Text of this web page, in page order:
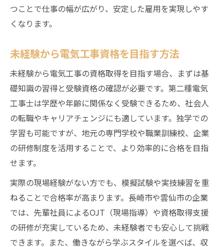
つことで仕事の幅が広がり、安定した雇用を実現しやす
くなります。
未経験から電気工事資格を目指す方法
未経験から電気工事の資格取得を目指す場合、まずは基
礎知識の習得と受験資格の確認が必要です。第二種電気
工事士は学歴や年齢に関係なく受験できるため、社会人
の転職やキャリアチェンジにも適しています。独学での
学習も可能ですが、地元の専門学校や職業訓練校、企業
の研修制度を活用することで、より効率的に合格を目指
せます。
実際の現場経験がない方でも、模擬試験や実技練習を重
ねることで合格率が高まります。長崎市や雲仙市の企業
では、先輩社員によるOJT（現場指導）や資格取得支援
の研修が充実しているため、未経験者でも安心して挑戦
できます。また、働きながら学ぶスタイルを選べば、収